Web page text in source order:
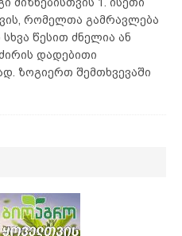
რომელთა გამრავლება
წესით ძნელია ან
დადებითი
ზოგიერთ შემთხვევაში